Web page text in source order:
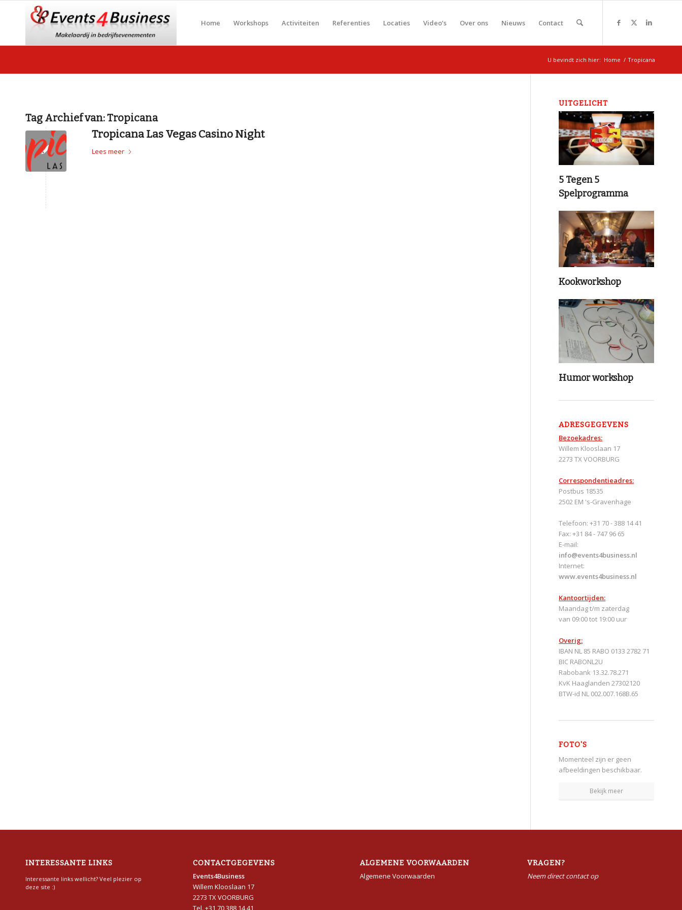
Home Workshops Activiteiten Referenties Locaties Video’s Over ons Nieuws Contact
U bevindt zich hier: Home / Tropicana
Tag Archief van:Tropicana
Tropicana Las Vegas Casino Night
Lees meer
UITGELICHT
5 Tegen 5
Spelprogramma
Kookworkshop
Humor workshop
ADRESGEGEVENS
Bezoekadres:
Willem Klooslaan 17
2273 TX VOORBURG
Correspondentieadres:
Postbus 18535
2502 EM 's-Gravenhage
Telefoon: +31 70 - 388 14 41
Fax: +31 84 - 747 96 65
E-mail:
info@events4business.nl
Internet:
www.events4business.nl
Kantoortijden:
Maandag t/m zaterdag
van 09:00 tot 19:00 uur
Overig:
IBAN NL 85 RABO 0133 2782 71
BIC RABONL2U
Rabobank 13.32.78.271
KvK Haaglanden 27302120
BTW-id NL 002.007.168B.65
FOTO'S
Momenteel zijn er geen
afbeeldingen beschikbaar.
Bekijk meer
INTERESSANTE LINKS
Interessante links wellicht? Veel plezier op
deze site :)
CONTACTGEGEVENS
Events4Business
Willem Klooslaan 17
2273 TX VOORBURG
ALGEMENE VOORWAARDEN
Algemene Voorwaarden
VRAGEN?
Neem direct contact op